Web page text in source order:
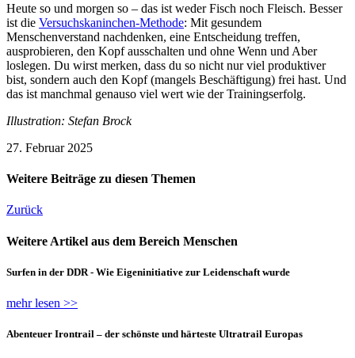
Heute so und morgen so – das ist weder Fisch noch Fleisch. Besser
ist die Versuchskaninchen-Methode: Mit gesundem
Menschenverstand nachdenken, eine Entscheidung treffen,
ausprobieren, den Kopf ausschalten und ohne Wenn und Aber
loslegen. Du wirst merken, dass du so nicht nur viel produktiver
bist, sondern auch den Kopf (mangels Beschäftigung) frei hast. Und
das ist manchmal genauso viel wert wie der Trainingserfolg.
Illustration: Stefan Brock
27. Februar 2025
Weitere Beiträge zu diesen Themen
Zurück
Weitere Artikel aus dem Bereich Menschen
Surfen in der DDR - Wie Eigeninitiative zur Leidenschaft wurde
mehr lesen >>
Abenteuer Irontrail – der schönste und härteste Ultratrail Europas